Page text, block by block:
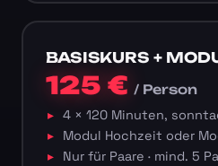
BASISKURS +
125 €/ Person
4 × 120 Minuten,
Modul Hochzeit oder
Nur für Paare · mind. 5